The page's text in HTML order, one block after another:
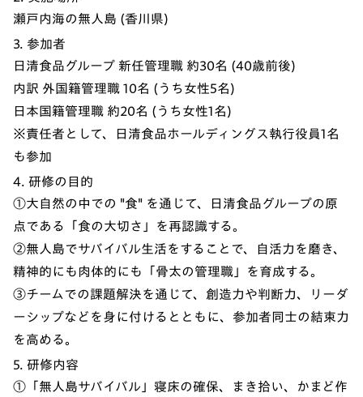
瀬戸内海の無人島 (香川県)
3. 参加者
日清食品グループ 新任管理職 約30名 (40歳前後)
内訳 外国籍管理職 10名 (うち女性5名)
日本国籍管理職 約20名 (うち女性1名)
※責任者として、日清食品ホールディングス執行役員1名
も参加
4. 研修の目的
①大自然の中での "食" を通じて、日清食品グループの原
点である「食の大切さ」を再認識する。
②無人島でサバイバル生活をすることで、自活力を磨き、
精神的にも肉体的にも「骨太の管理職」を育成する。
③チームでの課題解決を通じて、創造力や判断力、リーダ
ーシップなどを身に付けるとともに、参加者同士の結束力
を高める。
5. 研修内容
①「無人島サバイバル」寝床の確保、まき拾い、かまど作